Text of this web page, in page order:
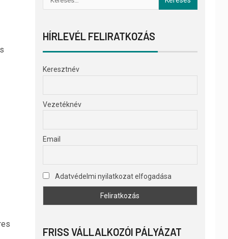
HÍRLEVÉL FELIRATKOZÁS
Keresztnév
Vezetéknév
Email
Adatvédelmi nyilatkozat elfogadása
FRISS VÁLLALKOZÓI PÁLYÁZAT